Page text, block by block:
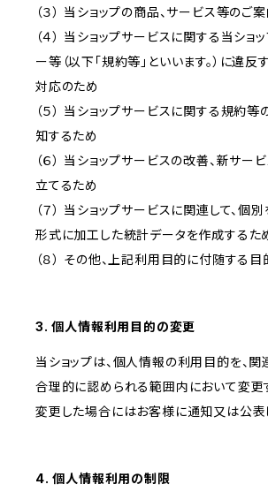
（３） 当ショップの商品、サービス等のご
（４） 当ショップサービスに関する当ショ
ー等（以下「規約等」といいます。）に違
対応のため
（５） 当ショップサービスに関する規約
知するため
（６） 当ショップサービスの改善、新サー
立てるため
（７） 当ショップサービスに関連して、個
形式に加工した統計データを作成するた
（８） その他、上記利用目的に付随する目
3. 個人情報利用目的の変更
当ショップは、個人情報の利用目的を、
合理的に認められる範囲内において変更
変更した場合にはお客様に通知又は公表
4. 個人情報利用の制限